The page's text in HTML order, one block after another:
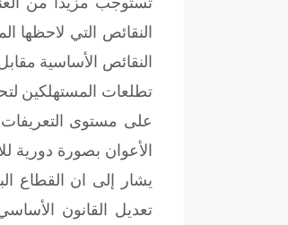
الأعوان بصورة دورية
يشار إلى ان القطاع
تعديل القانون